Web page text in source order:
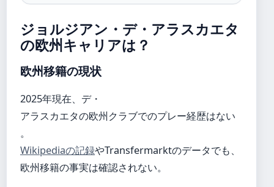
ジョルジアン・デ・アラスカエタ
の欧州キャリアは？
欧州移籍の現状
2025年現在、デ・
アラスカエタの欧州クラブでのプレー経歴はない
。
Wikipediaの記録やTransfermarktのデータでも、
欧州移籍の事実は確認されない。